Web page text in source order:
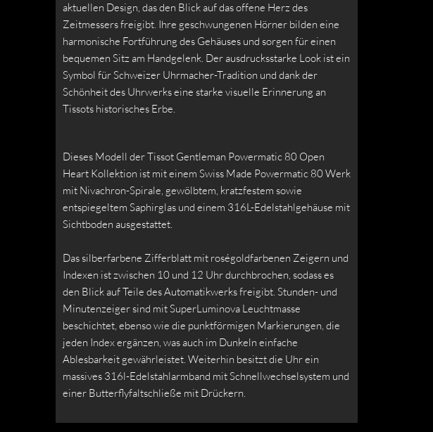
aktuellen Design, das den Blick auf das offene Herz des
Zeitmessers freigibt. Ihre geschwungenen Hörner bilden eine
harmonische Fortführung des Gehäuses und sorgen für einen
bequemen Sitz am Handgelenk. Der ausdrucksstarke Look ist ein
Symbol für Schweizer Uhrmacher-Tradition und dank der
Schönheit des Uhrwerks eine starke visuelle Erinnerung an
Tissots historisches Erbe.
Dieses Modell der Tissot Gentleman Powermatic 80 Open
Heart Kollektion ist mit einem Swiss Made Powermatic 80 Werk
mit Nivachron-Spirale, gewölbtem, kratzfestem sowie
entspiegeltem Saphirglas und einem 316L-Edelstahlgehäuse mit
Sichtboden ausgestattet.
Das silberfarbene Zifferblatt mit roségoldfarbenen Zeigern und
Indexen ist zwischen 10 und 12 Uhr durchbrochen, sodass es
den Blick auf Teile des Automatikwerks freigibt. Stunden- und
Minutenzeiger sind mit SuperLuminova Leuchtmasse
beschichtet, ebenso wie die punktförmigen Markierungen, die
jeden Index ergänzen, was auch im Dunkeln einfache
Ablesbarkeit gewährleistet. Weiterhin besitzt die Uhr ein
massives 316l-Edelstahlarmband mit Schnellwechselsystem und
einer Butterflyfaltschließe mit Drückern.